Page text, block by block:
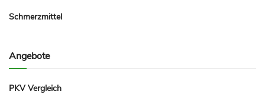
Schmerzmittel
Angebote
PKV Vergleich